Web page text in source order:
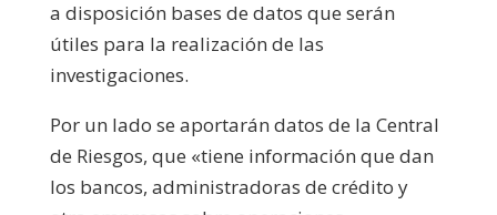
a disposición bases de datos que serán
útiles para la realización de las
investigaciones.
Por un lado se aportarán datos de la Central
de Riesgos, que «tiene información que dan
los bancos, administradoras de crédito y